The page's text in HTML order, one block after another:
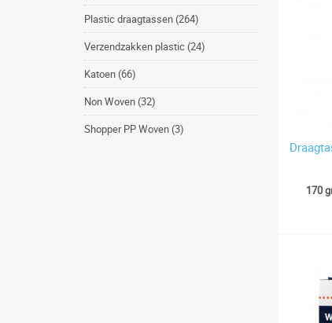
Plastic draagtassen (264)
Verzendzakken plastic (24)
Katoen (66)
Non Woven (32)
Shopper PP Woven (3)
170